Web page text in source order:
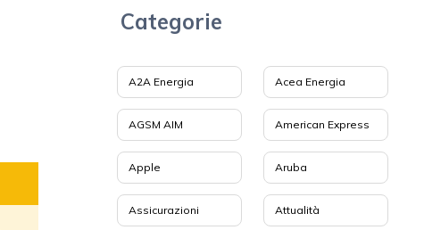
Categorie
A2A Energia Acea Energia
AGSM AIM American Express
Apple Aruba
Assicurazioni Attualità